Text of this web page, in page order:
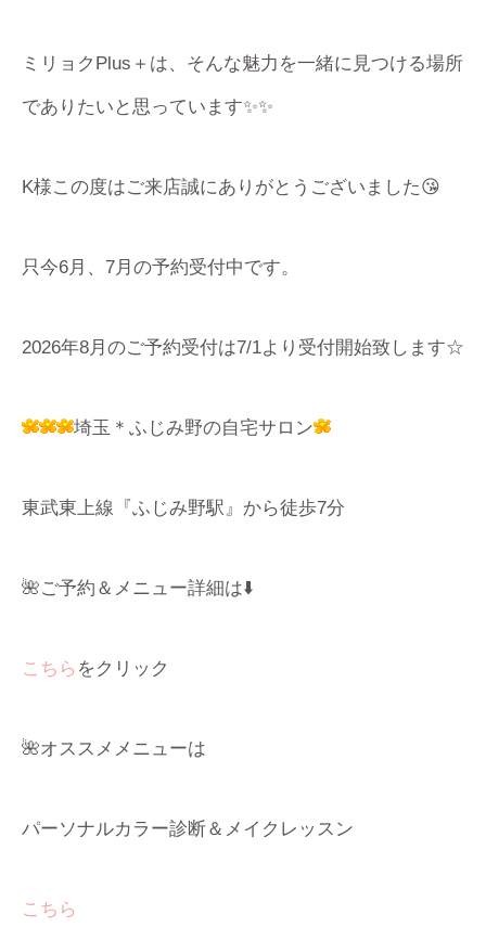
ミリョクPlus＋は、そんな魅力を一緒に見つける場所
でありたいと思っています✨✨
K様この度はご来店誠にありがとうございました😘
只今6月、7月の予約受付中です。
2026年8月のご予約受付は7/1より受付開始致します☆
埼玉＊ふじみ野の自宅サロン
東武東上線『ふじみ野駅』から徒歩7分
🌺ご予約＆メニュー詳細は⬇️
こちら をクリック
🌺オススメメニューは
パーソナルカラー診断＆メイクレッスン
こちら